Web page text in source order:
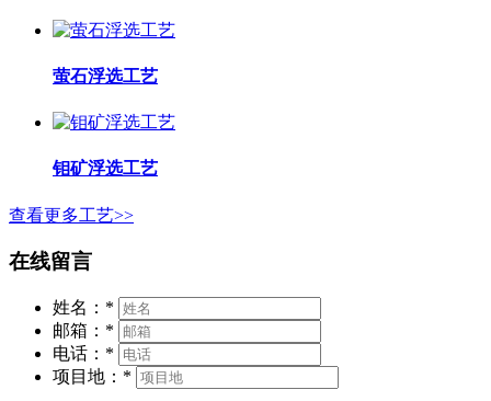
萤石浮选工艺
钼矿浮选工艺
查看更多工艺>>
在线留言
姓名： *
邮箱： *
电话： *
项目地： *